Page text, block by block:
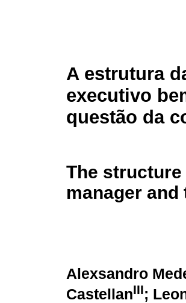
A estrutura
executivo
questão da
The
manager
Alexsandro
CastellanIII;